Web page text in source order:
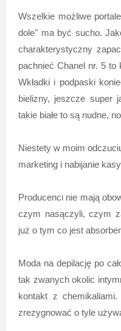
Wszelkie możliwe
dole" ma być sucho.
charakterystyczny
pachnieć Chanel nr. 5 to
Wkładki i podpaski
bielizny, jeszcze super
takie białe to są nudne,
Niestety w moim
marketing i nabijanie
Producenci nie mają
czym nasączyli, czym
już o tym co jest
Moda na depilację po
tak zwanych okolic
kontakt z
zrezygnować o tyle